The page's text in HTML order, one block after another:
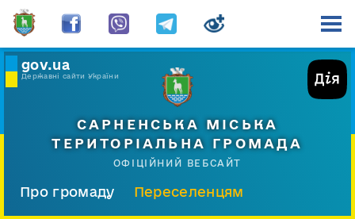
gov.ua
Державні сайти України
САРНЕНСЬКА МІСЬКА
ТЕРИТОРІАЛЬНА ГРОМАДА
ОФІЦІЙНИЙ ВЕБСАЙТ
Про громаду
Переселенцям